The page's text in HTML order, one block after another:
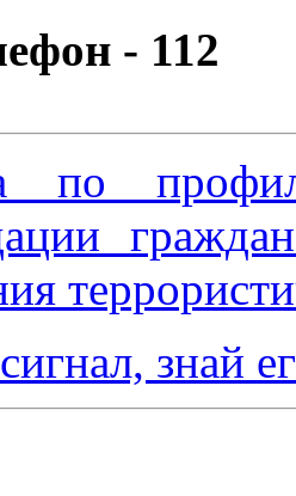
- 112
по
знай